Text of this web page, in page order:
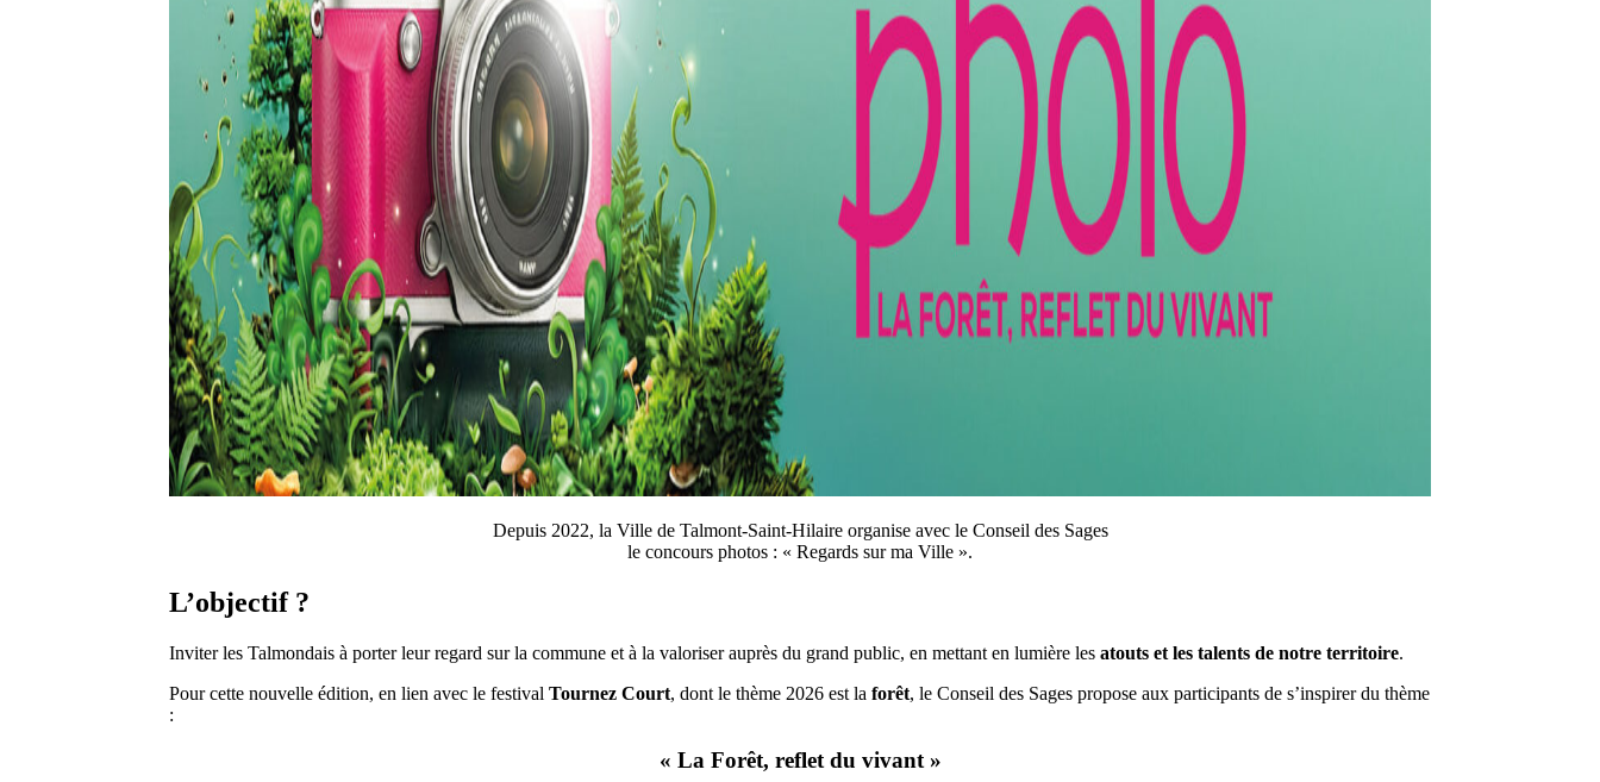
Depuis 2022, la Ville de Talmont-Saint-Hilaire organise avec le Conseil des Sages
le concours photos : « Regards sur ma Ville ».
L’objectif ?
Inviterles Talmondais à porterleurregard surla commune et à la valoriserauprès du grand public, en mettant en lumière les atouts et les talents de notre territoire.
Pourcette nouvelle édition, en lien avec le festival Tournez Court, dont le thème 2026 est la forêt, le Conseil des Sages propose aux participants de s’inspirerdu thème
:
« La Forêt, refletdu vivant »